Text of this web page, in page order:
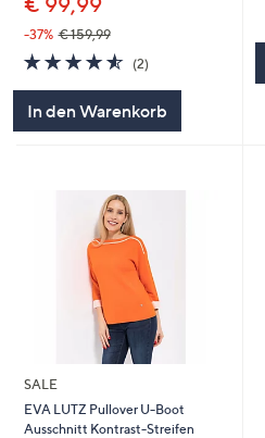
-37% € 159,99
4.5
von
(2)2
In den Warenkorb
SALE
EVA LUTZ Pullover U-Boot
Ausschnitt Kontrast-Streifen